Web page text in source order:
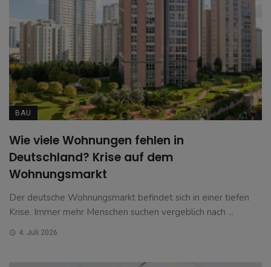
BAU
Wie viele Wohnungen fehlen in
Deutschland? Krise auf dem
Wohnungsmarkt
Der deutsche Wohnungsmarkt befindet sich in einer tiefen
Krise. Immer mehr Menschen suchen vergeblich nach ...
4. Juli 2026